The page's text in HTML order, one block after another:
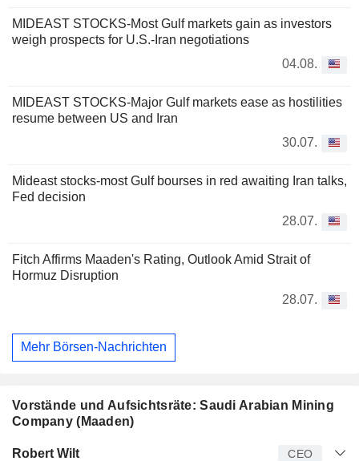
MIDEAST STOCKS-Most Gulf markets gain as investors
weigh prospects for U.S.-Iran negotiations
04.08.
MIDEAST STOCKS-Major Gulf markets ease as hostilities
resume between US and Iran
30.07.
Mideast stocks-most Gulf bourses in red awaiting Iran talks,
Fed decision
28.07.
Fitch Affirms Maaden's Rating, Outlook Amid Strait of
Hormuz Disruption
28.07.
Mehr Börsen-Nachrichten
Vorstände und Aufsichtsräte: Saudi Arabian Mining
Company (Maaden)
Manager Titel
Robert Wilt CEO